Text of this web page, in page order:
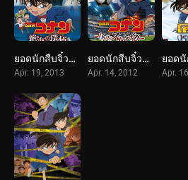
ยอดนักสืบจิ๋วโคนัน เดอะมูฟวี่ 17: ฝ่าวิกฤติเรือรบมรณะ (2013) Detective Conan The Movie 17: Private Eye in the Distant Sea
Apr. 19, 2013
ยอดนักสืบจิ๋วโคนัน เดอะมูฟวี่ 16: ปริศนาระทึกศึกลูกหนังมรณะ (2012) Detective Conan The Movie 16: The Eleventh Striker
Apr. 14, 2012 Apr.